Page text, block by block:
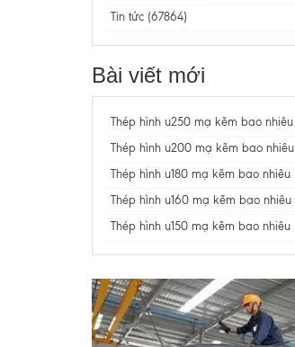
Tin tức (67864)
Bài viết mới
Thép hình u250 mạ kẽm bao nhiêu
Thép hình u200 mạ kẽm bao nhiêu
Thép hình u180 mạ kẽm bao nhiêu
Thép hình u160 mạ kẽm bao nhiêu
Thép hình u150 mạ kẽm bao nhiêu